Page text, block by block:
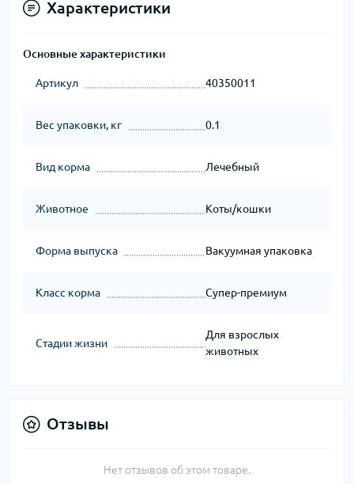
Характеристики
Основные характеристики
Артикул 40350011
Вес упаковки, кг 0.1
Вид корма Лечебный
Животное Коты/кошки
Форма выпуска Вакуумная упаковка
Класс корма Супер-премиум
Стадии жизни
Для взрослых
животных
Отзывы
Нет отзывов об этом товаре.